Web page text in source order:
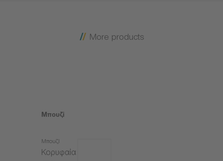
More products
Μπουζί
Μπουζί
Κορυφαία